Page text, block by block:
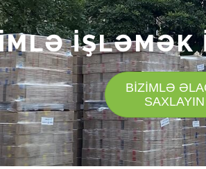
İŞLƏMƏK
BİZİMLƏ
SAXLAYIN